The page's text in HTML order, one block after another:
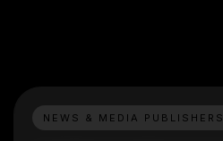
NEWS & MEDIA PUBLISHERS